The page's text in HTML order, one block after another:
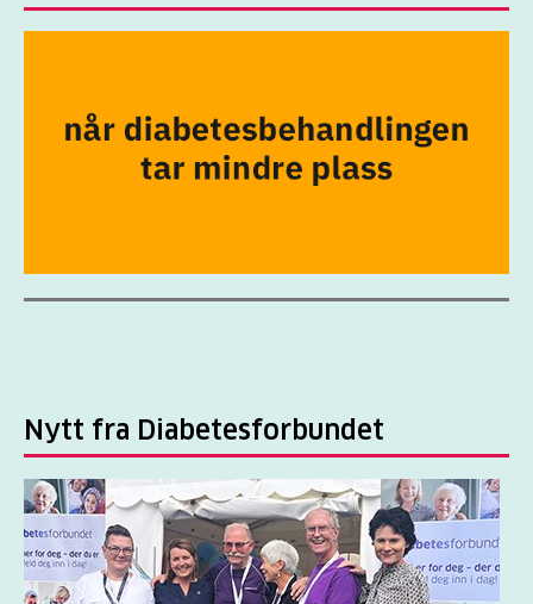
Nytt fra Diabetesforbundet